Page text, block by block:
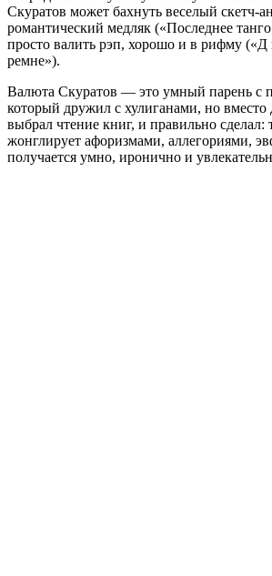
Скуратов может бахнуть веселый скетч-
романтический медляк («Последнее
просто валить рэп, хорошо и в рифму («Д
ремне»).
Валюта Скуратов — это умный парень с
который дружил с хулиганами, но
выбрал чтение книг, и правильно сделал:
жонглирует афоризмами, аллегориями,
получается умно, иронично и